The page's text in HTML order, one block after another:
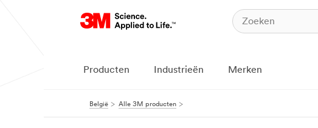
Producten Industrieën Merken
België Alle 3M producten